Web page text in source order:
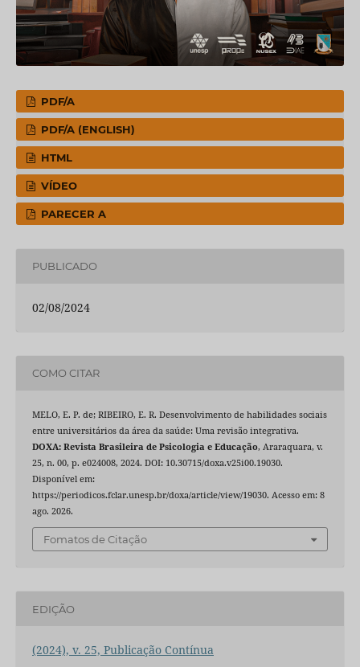
PDF/A
PDF/A (ENGLISH)
HTML
VÍDEO
PARECER A
PUBLICADO
02/08/2024
COMO CITAR
MELO, E. P. de; RIBEIRO, E. R. Desenvolvimento de habilidades sociais
entre universitários da área da saúde: Uma revisão integrativa.
DOXA: Revista Brasileira de Psicologia e Educação, Araraquara, v.
25, n. 00, p. e024008, 2024. DOI: 10.30715/doxa.v25i00.19030.
Disponível em:
https://periodicos.fclar.unesp.br/doxa/article/view/19030. Acesso em: 8
ago. 2026.
Fomatos de Citação
EDIÇÃO
(2024), v. 25, Publicação Contínua